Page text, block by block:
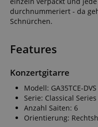
durchnummeriert - da
Schnürchen.
Features
Konzertgitarre
Modell: GA35TCE-DVS
Serie: Classical Series
Anzahl Saiten: 6
Orientierung: